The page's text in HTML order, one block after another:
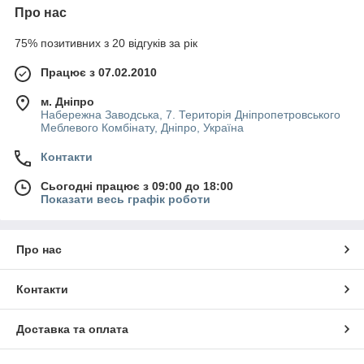
Про нас
75% позитивних з 20 відгуків за рік
Працює з 07.02.2010
м. Дніпро
Набережна Заводська, 7. Територія Дніпропетровського
Меблевого Комбінату, Дніпро, Україна
Контакти
Сьогодні працює з 09:00 до 18:00
Показати весь графік роботи
Про нас
Контакти
Доставка та оплата